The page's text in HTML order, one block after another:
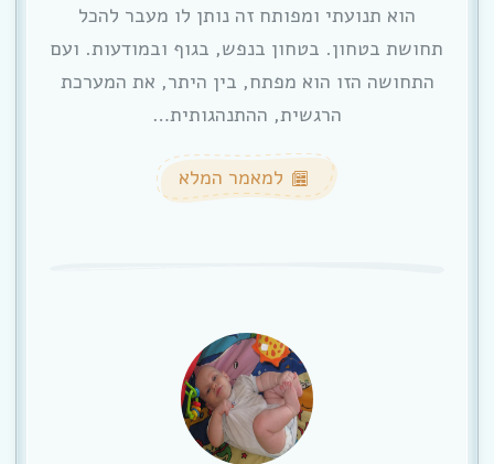
הוא תנועתי ומפותח זה נותן לו מעבר להכל
תחושת בטחון. בטחון בנפש, בגוף ובמודעות. ועם
התחושה הזו הוא מפתח, בין היתר, את המערכת
הרגשית, ההתנהגותית…
למאמר המלא